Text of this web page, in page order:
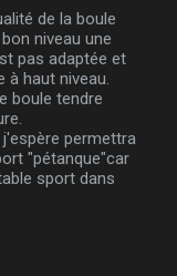
de la boule
niveau une
pas adaptée et
haut niveau.
boule tendre
permettra
"pétanque"car
sport dans